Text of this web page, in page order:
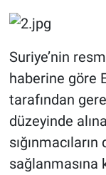
Suriye’nin
haberine göre
tarafından
düzeyinde
sağlanmasına